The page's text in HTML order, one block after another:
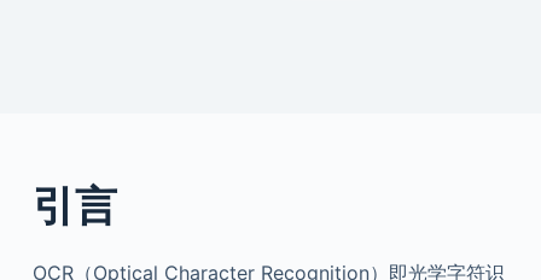
引言
OCR（Optical Character Recognition）即光学字符识